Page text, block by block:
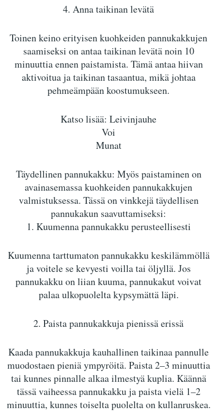
4. Anna taikinan levätä
Toinen keino erityisen kuohkeiden pannukakkujen
saamiseksi on antaa taikinan levätä noin 10
minuuttia ennen paistamista. Tämä antaa hiivan
aktivoitua ja taikinan tasaantua, mikä johtaa
pehmeämpään koostumukseen.
Katso lisää: Leivinjauhe
Voi
Munat
Täydellinen pannukakku: Myös paistaminen on
avainasemassa kuohkeiden pannukakkujen
valmistuksessa. Tässä on vinkkejä täydellisen
pannukakun saavuttamiseksi:
1. Kuumenna pannukakku perusteellisesti
Kuumenna tarttumaton pannukakku keskilämmöllä
ja voitele se kevyesti voilla tai öljyllä. Jos
pannukakku on liian kuuma, pannukakut voivat
palaa ulkopuolelta kypsymättä läpi.
2. Paista pannukakkuja pienissä erissä
Kaada pannukakkuja kauhallinen taikinaa pannulle
muodostaen pieniä ympyröitä. Paista 2–3 minuuttia
tai kunnes pinnalle alkaa ilmestyä kuplia. Käännä
tässä vaiheessa pannukakku ja paista vielä 1–2
minuuttia, kunnes toiselta puolelta on kullanruskea.